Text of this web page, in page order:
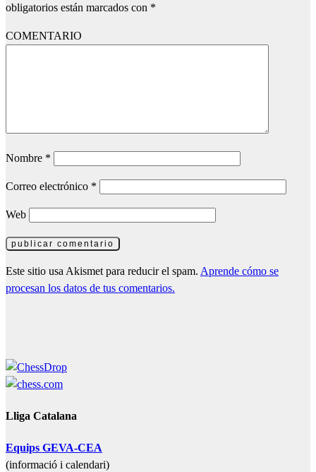
obligatorios están marcados con *
COMENTARIO
Nombre *
Correo electrónico *
Web
Este sitio usa Akismet para reducir el spam. Aprende cómo se
procesan los datos de tus comentarios.
Lliga Catalana
Equips GEVA-CEA
(informació i calendari)